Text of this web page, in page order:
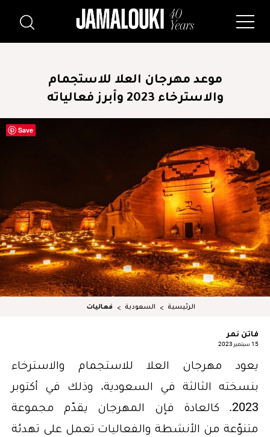
موعد مهرجان العلا للاستجمام
والاسترخاء 2023 وأبرز فعالياته
الرئيسية السعودية فعاليات
فاتن نمر
15 سبتمبر 2023
يعود مهرجان العلا للاستجمام والاسترخاء
بنسخته الثالثة في السعودية، وذلك في أكتوبر
2023. كالعادة فإن المهرجان يقدّم مجموعة
متنوّعة من الأنشطة والفعاليات تعمل على تهدئة
Save